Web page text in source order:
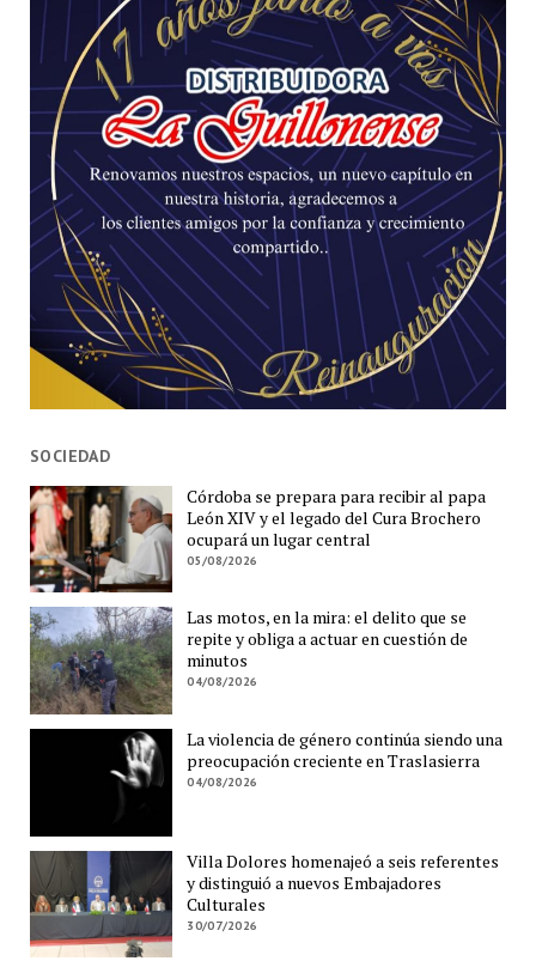
SOCIEDAD
Córdoba se prepara para recibir al papa
León XIV y el legado del Cura Brochero
ocupará un lugar central
05/08/2026
Las motos, en la mira: el delito que se
repite y obliga a actuar en cuestión de
minutos
04/08/2026
La violencia de género continúa siendo una
preocupación creciente en Traslasierra
04/08/2026
Villa Dolores homenajeó a seis referentes
y distinguió a nuevos Embajadores
Culturales
30/07/2026